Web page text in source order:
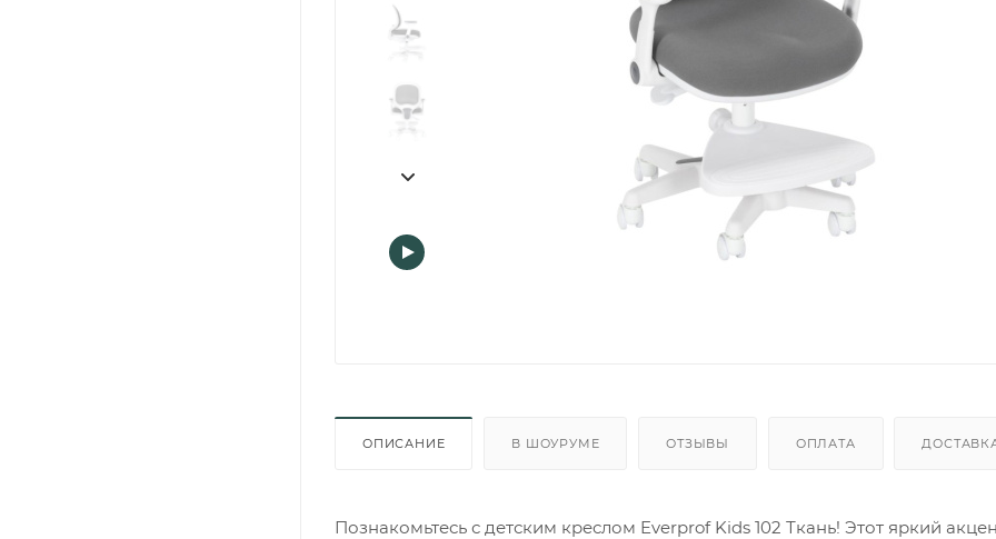
ОПИСАНИЕ В ШОУРУМЕ ОТЗЫВЫ ОПЛАТА
Познакомьтесь с детским креслом Everprof Kids 102 Ткань! Этот яркий